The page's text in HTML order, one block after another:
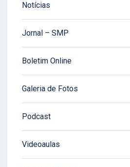
Notícias
Jornal – SMP
Boletim Online
Galeria de Fotos
Podcast
Videoaulas